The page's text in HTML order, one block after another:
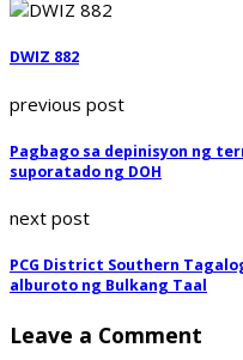
DWIZ 882
previous post
Pagbago sa depinisyon ng
suporatado ng DOH
next post
PCG District Southern
alburoto ng Bulkang Taal
Leave a Comment